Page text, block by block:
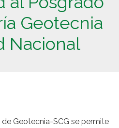
Geotecnia
Nacional
Geotecnia-SCG se permite